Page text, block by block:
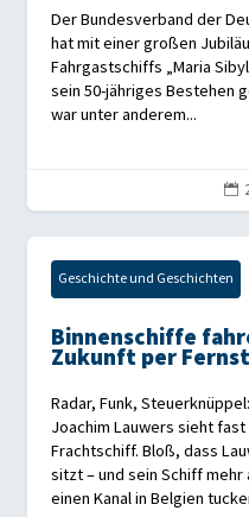
Der Bundesverband der
hat mit einer großen
Fahrgastschiffs „Maria
sein 50-jähriges Bestehen
war unter anderem...

Geschichte und Geschichten
Binnenschiffe
Zukunft per
Radar, Funk,
Joachim Lauwers sieht
Frachtschiff. Bloß, dass
sitzt – und sein Schiff
einen Kanal in Belgien